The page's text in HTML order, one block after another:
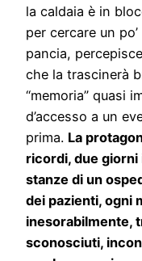
la caldaia è in
per cercare un
pancia,
che la trascinerà
“memoria” quasi
d’accesso a un
prima. La
ricordi, due
stanze di un
dei pazienti, ogni
inesorabilmente,
sconosciuti,